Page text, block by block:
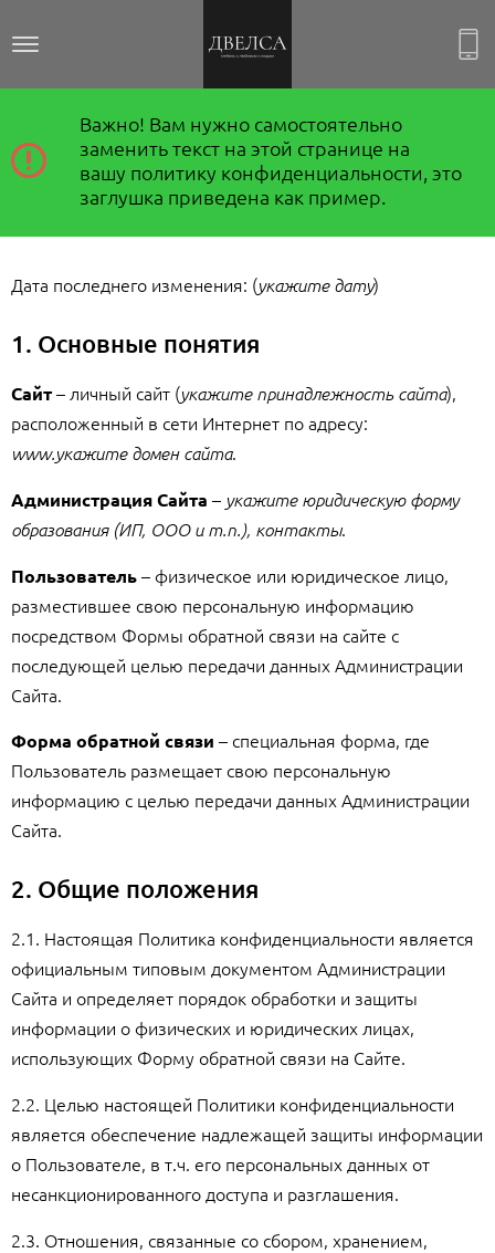
Политика конфиденциальности
Важно! Вам нужно самостоятельно
заменить текст на этой странице на
вашу политику конфиденциальности, это
заглушка приведена как пример.
Дата последнего изменения: (укажите дату)
1. Основные понятия
Сайт– личный сайт (укажите принадлежность сайта),
расположенный в сети Интернет по адресу:
www.укажите домен сайта.
Администрация Сайта – укажите юридическую форму
образования (ИП, ООО и т.п.), контакты.
Пользователь– физическое или юридическое лицо,
разместившее свою персональную информацию
посредством Формы обратной связи на сайте с
последующей целью передачи данных Администрации
Сайта.
Форма обратной связи – специальная форма, где
Пользователь размещает свою персональную
информацию с целью передачи данных Администрации
Сайта.
2. Общие положения
2.1. Настоящая Политика конфиденциальности является
официальным типовым документом Администрации
Сайта и определяет порядок обработки и защиты
информации о физических и юридических лицах,
использующих Форму обратной связи на Сайте.
2.2. Целью настоящей Политики конфиденциальности
является обеспечение надлежащей защиты информации
о Пользователе, в т.ч. его персональных данных от
несанкционированного доступа и разглашения.
2.3. Отношения, связанные со сбором, хранением,